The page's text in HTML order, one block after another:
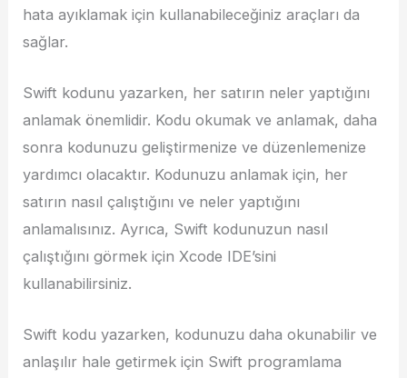
hata ayıklamak için kullanabileceğiniz araçları da
sağlar.
Swift kodunu yazarken, her satırın neler yaptığını
anlamak önemlidir. Kodu okumak ve anlamak, daha
sonra kodunuzu geliştirmenize ve düzenlemenize
yardımcı olacaktır. Kodunuzu anlamak için, her
satırın nasıl çalıştığını ve neler yaptığını
anlamalısınız. Ayrıca, Swift kodunuzun nasıl
çalıştığını görmek için Xcode IDE’sini
kullanabilirsiniz.
Swift kodu yazarken, kodunuzu daha okunabilir ve
anlaşılır hale getirmek için Swift programlama